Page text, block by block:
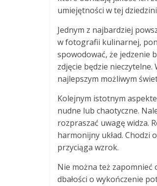
umiejętności w tej
Jednym z najbardziej
w fotografii kulinarnej,
spowodować, że jedzenie
zdjęcie będzie
najlepszym możliwym
Kolejnym istotnym
nudne lub chaotyczne.
rozpraszać uwagę widza.
harmonijny układ. Chodzi
przyciąga wzrok.
Nie można też zapomnieć
dbałości o wykończenie